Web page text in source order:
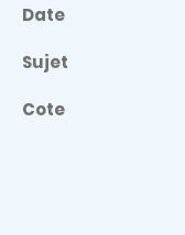
Date
Sujet
Cote